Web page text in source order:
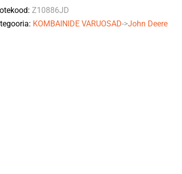
Z10886JD
KOMBAINIDE VARUOSAD->John Deere